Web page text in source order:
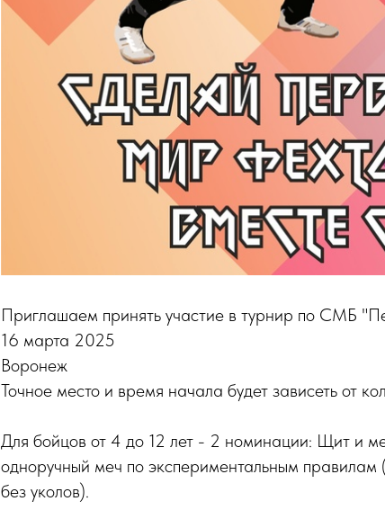
Приглашаем принять участие в турнир по СМБ
16 марта 2025
Воронеж
Точное место и время начала будет зависеть от
Для бойцов от 4 до 12 лет - 2 номинации: Щит и
одноручный меч по экспериментальным
без уколов).